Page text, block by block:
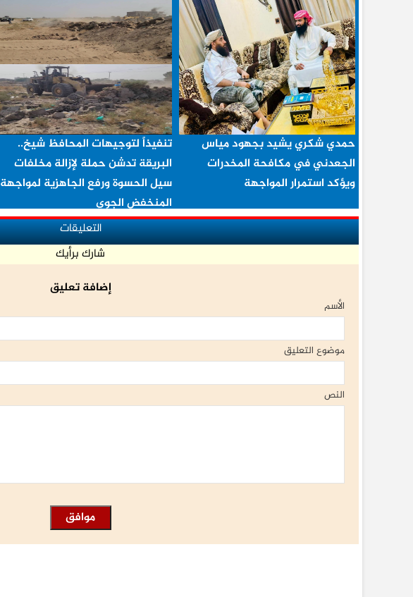
حمدي شكري يشيد بجهود مياس
الجعدني في مكافحة المخدرات
ويؤكد استمرار المواجهة
تنفيذاً لتوجيهات المحافظ شيخ..
البريقة تدشن حملة لإزالة مخلفات
سيل الحسوة ورفع الجاهزية لمواجهة
المنخفض الجوي
التعليقات
شارك برأيك
إضافة تعليق
الأسم
موضوع التعليق
النص